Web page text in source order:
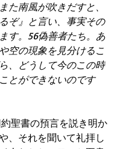
た南風が吹きだすと、
ぞ』と言い、事実その
す。56偽善者たち。あ
空の現象を見分けるこ
、どうして今のこの時
とができないのです
聖書の預言を説き明か
、それを聞いて礼拝し